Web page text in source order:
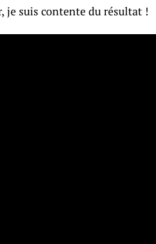
je suis contente du résultat !